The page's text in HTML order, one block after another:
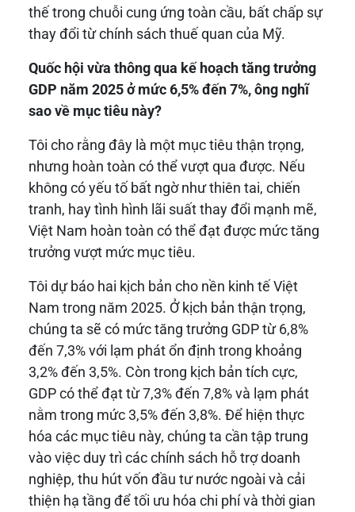
thế trong chuỗi cung ứng toàn cầu, bất chấp sự
thay đổi từ chính sách thuế quan của Mỹ.
Quốc hội vừa thông qua kế hoạch tăng trưởng
GDP năm 2025 ở mức 6,5% đến 7%, ông nghĩ
sao về mục tiêu này?
Tôi cho rằng đây là một mục tiêu thận trọng,
nhưng hoàn toàn có thể vượt qua được. Nếu
không có yếu tố bất ngờ như thiên tai, chiến
tranh, hay tình hình lãi suất thay đổi mạnh mẽ,
Việt Nam hoàn toàn có thể đạt được mức tăng
trưởng vượt mức mục tiêu.
Tôi dự báo hai kịch bản cho nền kinh tế Việt
Nam trong năm 2025. Ở kịch bản thận trọng,
chúng ta sẽ có mức tăng trưởng GDP từ 6,8%
đến 7,3% với lạm phát ổn định trong khoảng
3,2% đến 3,5%. Còn trong kịch bản tích cực,
GDP có thể đạt từ 7,3% đến 7,8% và lạm phát
nằm trong mức 3,5% đến 3,8%. Để hiện thực
hóa các mục tiêu này, chúng ta cần tập trung
vào việc duy trì các chính sách hỗ trợ doanh
nghiệp, thu hút vốn đầu tư nước ngoài và cải
thiện hạ tầng để tối ưu hóa chi phí và thời gian